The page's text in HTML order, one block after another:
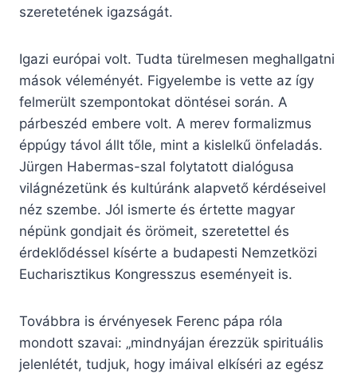
szeretetének igazságát.
Igazi európai volt. Tudta türelmesen meghallgatni
mások véleményét. Figyelembe is vette az így
felmerült szempontokat döntései során. A
párbeszéd embere volt. A merev formalizmus
éppúgy távol állt tőle, mint a kislelkű önfeladás.
Jürgen Habermas-szal folytatott dialógusa
világnézetünk és kultúránk alapvető kérdéseivel
néz szembe. Jól ismerte és értette magyar
népünk gondjait és örömeit, szeretettel és
érdeklődéssel kísérte a budapesti Nemzetközi
Eucharisztikus Kongresszus eseményeit is.
Továbbra is érvényesek Ferenc pápa róla
mondott szavai: „mindnyájan érezzük spirituális
jelenlétét, tudjuk, hogy imáival elkíséri az egész